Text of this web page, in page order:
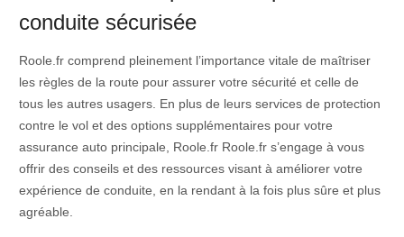
conduite sécurisée
Roole.fr comprend pleinement l’importance vitale de maîtriser
les règles de la route pour assurer votre sécurité et celle de
tous les autres usagers. En plus de leurs services de protection
contre le vol et des options supplémentaires pour votre
assurance auto principale, Roole.fr Roole.fr s’engage à vous
offrir des conseils et des ressources visant à améliorer votre
expérience de conduite, en la rendant à la fois plus sûre et plus
agréable.